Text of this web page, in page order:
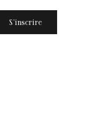
S’inscrire